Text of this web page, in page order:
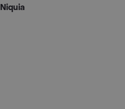
Niquia